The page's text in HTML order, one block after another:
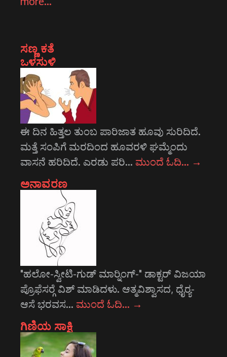
ಸಣ್ಣ ಕತೆ
ಒಳಸುಳಿ
ಈ ದಿನ ಹಿತ್ತಲ ತುಂಬ ಪಾರಿಜಾತ ಹೂವು ಸುರಿದಿದೆ.
ಮತ್ತೆ ಸಂಪಿಗೆ ಮರದಿಂದ ಹೂವರಳಿ ಘಮ್ಮೆಂದು
ವಾಸನೆ ಹರಿದಿದೆ. ಎರಡು ಪರಿ… ಮುಂದೆ ಓದಿ… →
ಅನಾವರಣ
"ಹಲೋ-ಸ್ವೀಟಿ-ಗುಡ್ ಮಾರ್‍ನಿಂಗ್-" ಡಾಕ್ಟರ್ ವಿಜಯಾ
ಪ್ರೊಫೆಸರ್‍ಗೆ ವಿಶ್ ಮಾಡಿದಳು. ಆತ್ಮವಿಶ್ವಾಸದ, ಧೈರ್‍ಯ-
ಆಸೆ ಭರವಸ… ಮುಂದೆ ಓದಿ… →
ಗಿಣಿಯ ಸಾಕ್ಷಿ